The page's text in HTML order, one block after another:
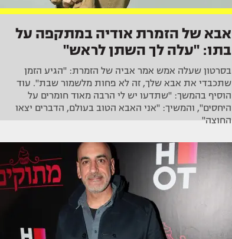
אבא של הזמרת אודיה במתקפה על
בתו: "עלה לך השתן לראש"
בסרטון שעלה אמש אמר אביה של הזמרת: "הגיע הזמן
שתכבדי את אבא שלך, זה לא פחות מלשמור שבת". עוד
הוסיף בהמשך: "שתדעו יש לי הרבה מאוד חומרים על
היחסים", והמשיך: "אני האבא הטוב בעולם, הדברים יצאו
החוצה"